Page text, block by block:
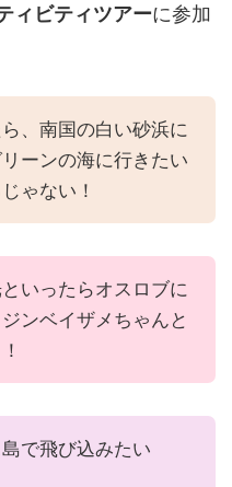
ィビティツアーに参加
、南国の白い砂浜に
ーンの海に行きたい
ゃない！
いったらオスロブに
ンベイザメちゃんと
で飛び込みたい